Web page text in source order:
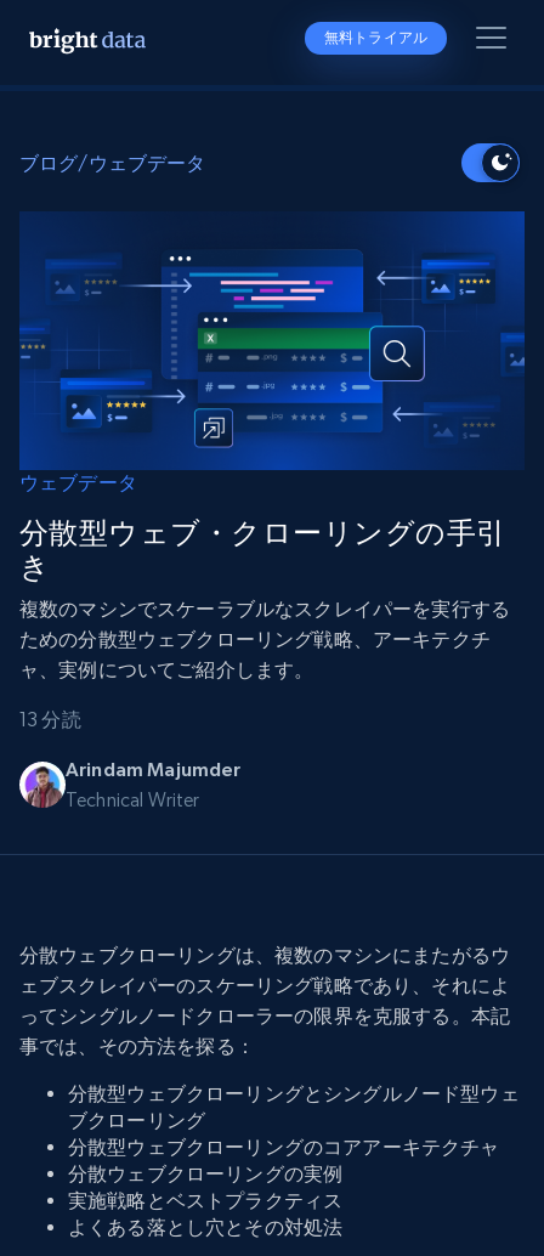
無料トライアル
ブログ/ウェブデータ
ウェブデータ
分散型ウェブ・クローリングの手引
き
複数のマシンでスケーラブルなスクレイパーを実行する
ための分散型ウェブクローリング戦略、アーキテクチ
ャ、実例についてご紹介します。
13 分読
Arindam Majumder
Technical Writer
分散ウェブクローリングは、複数のマシンにまたがるウ
ェブスクレイパーのスケーリング戦略であり、それによ
ってシングルノードクローラーの限界を克服する。本記
事では、その方法を探る：
分散型ウェブクローリングとシングルノード型ウェ
ブクローリング
分散型ウェブクローリングのコアアーキテクチャ
分散ウェブクローリングの実例
実施戦略とベストプラクティス
よくある落とし穴とその対処法